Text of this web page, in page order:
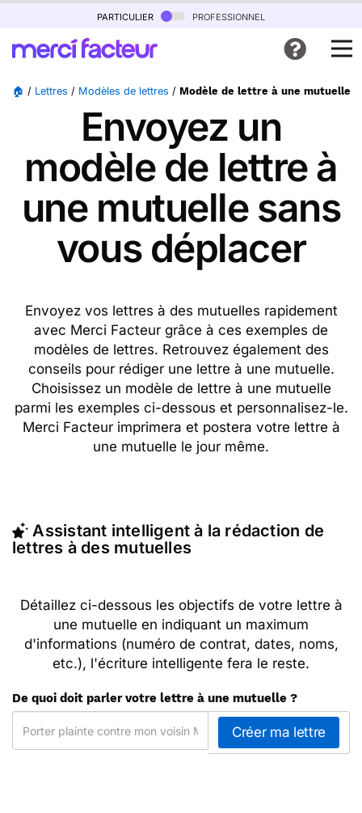
particulier professionnel
🏠 / Lettres / Modèles de lettres / Modèle de lettre à une mutuelle
Envoyez un
modèle de lettre à
une mutuelle sans
vous déplacer
Envoyez vos lettres à des mutuelles rapidement
avec Merci Facteur grâce à ces exemples de
modèles de lettres. Retrouvez également des
conseils pour rédiger une lettre à une mutuelle.
Choisissez un modèle de lettre à une mutuelle
parmi les exemples ci-dessous et personnalisez-le.
Merci Facteur imprimera et postera votre lettre à
une mutuelle le jour même.
Assistant intelligent à la rédaction de
lettres à des mutuelles
Détaillez ci-dessous les objectifs de votre lettre à
une mutuelle en indiquant un maximum
d'informations (numéro de contrat, dates, noms,
etc.), l'écriture intelligente fera le reste.
De quoi doit parler votre lettre à une mutuelle ?